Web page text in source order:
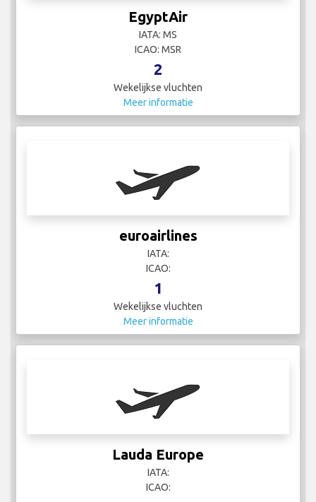
EgyptAir
IATA: MS
ICAO: MSR
2
Wekelijkse vluchten
Meer informatie
euroairlines
IATA:
ICAO:
1
Wekelijkse vluchten
Meer informatie
Lauda Europe
IATA:
ICAO: